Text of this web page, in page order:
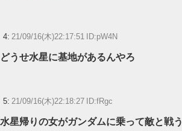
4: 21/09/16(木)22:17:51 ID:pW4N
どうせ水星に基地があるんやろ
5: 21/09/16(木)22:18:27 ID:fRgc
水星帰りの女がガンダムに乗って敵と戦う